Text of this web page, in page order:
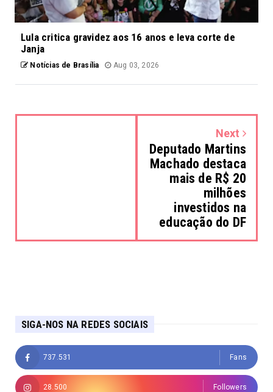
Lula critica gravidez aos 16 anos e leva corte de
Janja
Notícias de Brasília Aug 03, 2026
Next
Deputado Martins
Machado destaca
mais de R$ 20
milhões
investidos na
educação do DF
SIGA-NOS NA REDES SOCIAIS
737.531 Fans
28.500 Followers